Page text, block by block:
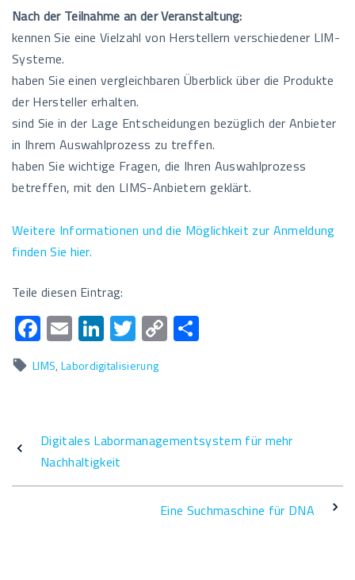
Nach der Teilnahme an der Veranstaltung:
kennen Sie eine Vielzahl von Herstellern verschiedener LIM-
Systeme.
haben Sie einen vergleichbaren Überblick über die Produkte
der Hersteller erhalten.
sind Sie in der Lage Entscheidungen bezüglich der Anbieter
in Ihrem Auswahlprozess zu treffen.
haben Sie wichtige Fragen, die Ihren Auswahlprozess
betreffen, mit den LIMS-Anbietern geklärt.
Weitere Informationen und die Möglichkeit zur Anmeldung
finden Sie hier.
Teile diesen Eintrag:
F
ac
e
o
o
k
E
m
ail
Li
n
k
dI
n
T
wi
tt
C
o
Li
n
k
LIMS Labordigitalisierung
Digitales Labormanagementsystem für mehr
Nachhaltigkeit
Eine Suchmaschine für DNA